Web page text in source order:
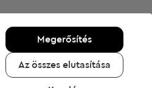
Megerősítés
Az összes elutasítása